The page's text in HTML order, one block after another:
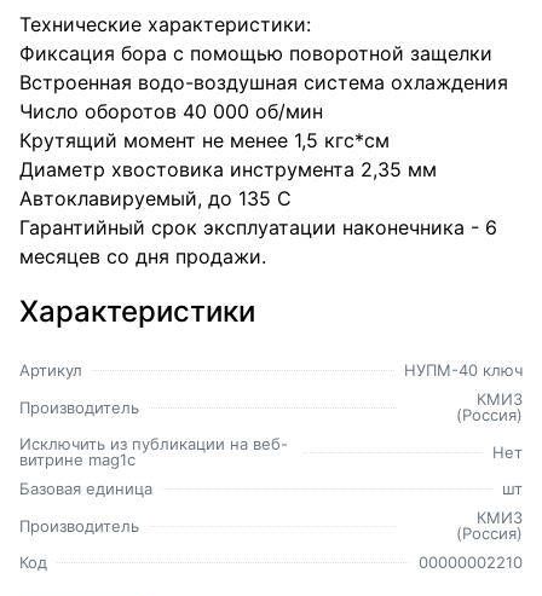
Технические характеристики:
Фиксация бора с помощью поворотной защелки
Встроенная водо-воздушная система охлаждения
Число оборотов 40 000 об/мин
Крутящий момент не менее 1,5 кгс*см
Диаметр хвостовика инструмента 2,35 мм
Автоклавируемый, до 135 С
Гарантийный срок эксплуатации наконечника - 6
месяцев со дня продажи.
Характеристики
Артикул
НУПМ-40 ключ
Производитель
КМИЗ
(Россия)
Исключить из публикации на веб-
витрине mag1c
Нет
Базовая единица
шт
Производитель
КМИЗ
(Россия)
Код
00000002210